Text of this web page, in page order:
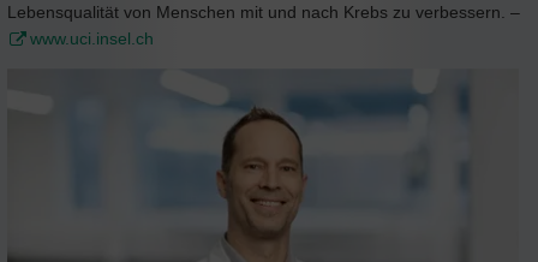
Lebensqualität von Menschen mit und nach Krebs zu verbessern. –
www.uci.insel.ch